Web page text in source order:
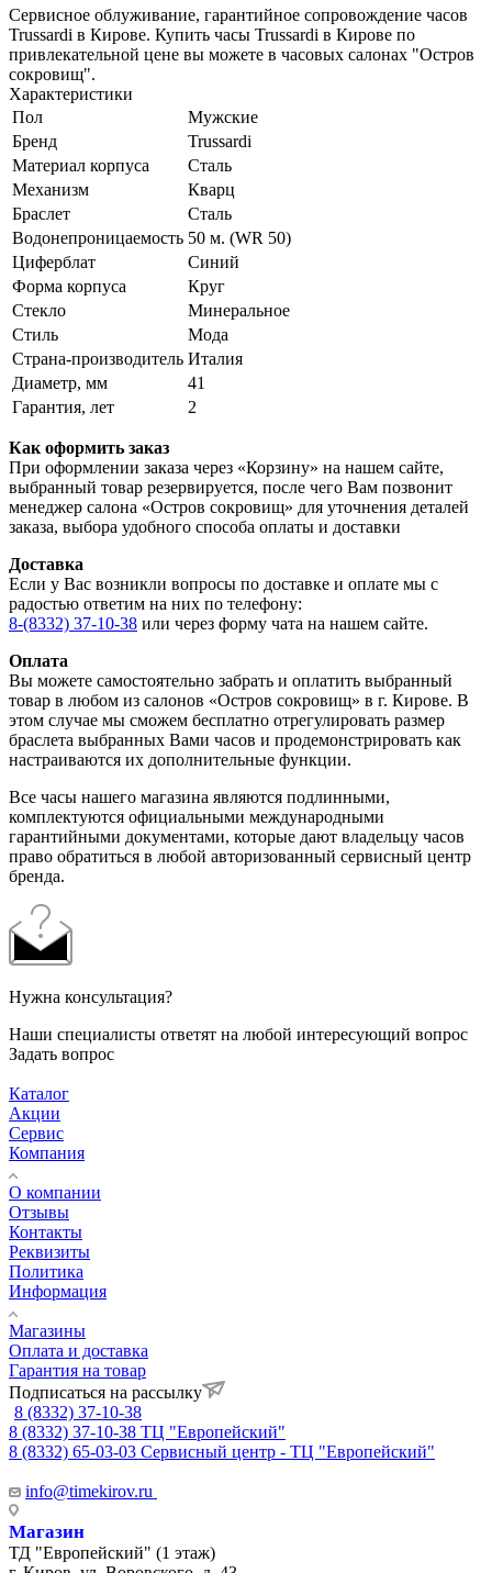
Сервисное облуживание, гарантийное сопровождение часов
Trussardi в Кирове. Купить часы Trussardi в Кирове по
привлекательной цене вы можете в часовых салонах "Остров
сокровищ".
Характеристики
Пол
Мужские
Бренд
Trussardi
Материал корпуса
Сталь
Механизм
Кварц
Браслет
Сталь
Водонепроницаемость 50 м. (WR 50)
Циферблат
Синий
Форма корпуса
Круг
Стекло
Минеральное
Стиль
Мода
Страна-производитель Италия
Диаметр, мм
41
Гарантия, лет
2
Как оформить заказ
При оформлении заказа через «Корзину» на нашем сайте,
выбранный товар резервируется, после чего Вам позвонит
менеджер салона «Остров сокровищ» для уточнения деталей
заказа, выбора удобного способа оплаты и доставки
Доставка
Если у Вас возникли вопросы по доставке и оплате мы с
радостью ответим на них по телефону:
8-(8332) 37-10-38 или через форму чата на нашем сайте.
Оплата
Вы можете самостоятельно забрать и оплатить выбранный
товар в любом из салонов «Остров сокровищ» в г. Кирове. В
этом случае мы сможем бесплатно отрегулировать размер
браслета выбранных Вами часов и продемонстрировать как
настраиваются их дополнительные функции.
Все часы нашего магазина являются подлинными,
комплектуются официальными международными
гарантийными документами, которые дают владельцу часов
право обратиться в любой авторизованный сервисный центр
бренда.
Нужна консультация?
Наши специалисты ответят на любой интересующий вопрос
Задать вопрос
Каталог
Акции
Сервис
Компания
О компании
Отзывы
Контакты
Реквизиты
Политика
Информация
Магазины
Оплата и доставка
Гарантия на товар
Подписаться на рассылку
8 (8332) 37-10-38
8 (8332) 37-10-38 ТЦ "Европейский"
8 (8332) 65-03-03 Сервисный центр - ТЦ "Европейский"
info@timekirov.ru
Магазин
ТД "Европейский" (1 этаж)